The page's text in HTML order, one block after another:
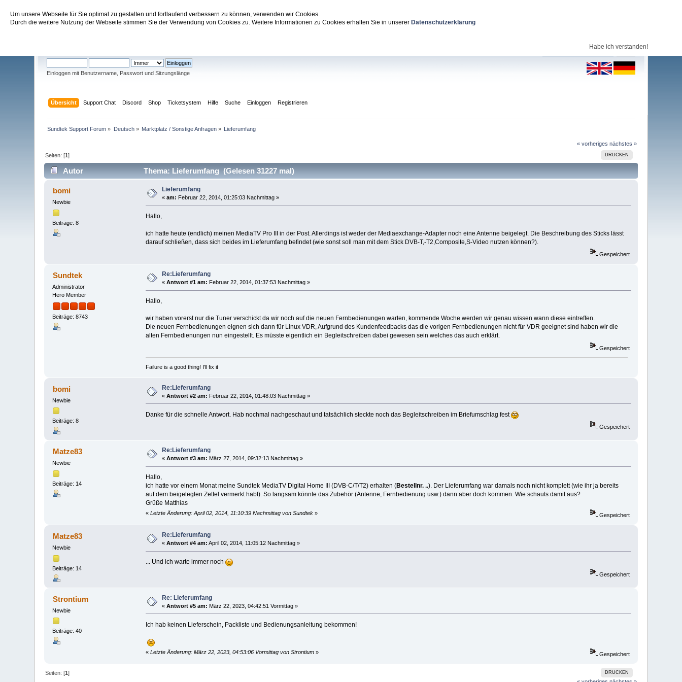
Um unsere Webseite für Sie optimal zu gestalten und fortlaufend verbessern zu können, verwenden wir Cookies.
Durch die weitere Nutzung der Webseite stimmen Sie der Verwendung von Cookies zu. Weitere Informationen zu Cookies erhalten Sie in unserer Datenschutzerklärung
Habe ich verstanden!
Sundtek Support Forum
Einloggen mit Benutzername, Passwort und Sitzungslänge
Übersicht Support Chat Discord Shop Ticketsystem Hilfe Suche Einloggen Registrieren
Sundtek Support Forum » Deutsch» Marktplatz / Sonstige Anfragen » Lieferumfang
« vorheriges nächstes »
DRUCKEN
Seiten: [1]
Autor Thema: Lieferumfang (Gelesen 31227 mal)
bomi
Newbie
Beiträge: 8
Lieferumfang
«am: Februar 22, 2014, 01:25:03 Nachmittag »
Hallo,
ich hatte heute (endlich) meinen MediaTV Pro III in der Post. Allerdings ist weder der Mediaexchange-Adapter noch eine Antenne beigelegt. Die Beschreibung des Sticks lässt
darauf schließen, dass sich beides im Lieferumfang befindet (wie sonst soll man mit dem Stick DVB-T,-T2,Composite,S-Video nutzen können?).
Gespeichert
Sundtek
Administrator
Hero Member
Beiträge: 8743
Re:Lieferumfang
«Antwort #1 am: Februar 22, 2014, 01:37:53 Nachmittag »
Hallo,
wir haben vorerst nur die Tuner verschickt da wir noch auf die neuen Fernbedienungen warten, kommende Woche werden wir genau wissen wann diese eintreffen.
Die neuen Fernbedienungen eignen sich dann für Linux VDR, Aufgrund des Kundenfeedbacks das die vorigen Fernbedienungen nicht für VDR geeignet sind haben wir die
alten Fernbedienungen nun eingestellt. Es müsste eigentlich ein Begleitschreiben dabei gewesen sein welches das auch erklärt.
Gespeichert
Failure is a good thing! I'll fix it
bomi
Newbie
Beiträge: 8
Re:Lieferumfang
«Antwort #2 am: Februar 22, 2014, 01:48:03 Nachmittag »
Danke für die schnelle Antwort. Hab nochmal nachgeschaut und tatsächlich steckte noch das Begleitschreiben im Briefumschlag fest
Gespeichert
Matze83
Newbie
Beiträge: 14
Re:Lieferumfang
«Antwort #3 am: März 27, 2014, 09:32:13 Nachmittag »
Hallo,
ich hatte vor einem Monat meine Sundtek MediaTV Digital Home III (DVB-C/T/T2) erhalten (Bestellnr. ..). Der Lieferumfang war damals noch nicht komplett (wie ihr ja bereits
auf dem beigelegten Zettel vermerkt habt). So langsam könnte das Zubehör (Antenne, Fernbedienung usw.) dann aber doch kommen. Wie schauts damit aus?
Grüße Matthias
« Letzte Änderung: April 02, 2014, 11:10:39 Nachmittag von Sundtek» Gespeichert
Matze83
Newbie
Beiträge: 14
Re:Lieferumfang
«Antwort #4 am: April 02, 2014, 11:05:12 Nachmittag »
... Und ich warte immer noch
Gespeichert
Strontium
Newbie
Beiträge: 40
Re: Lieferumfang
«Antwort #5 am: März 22, 2023, 04:42:51 Vormittag »
Ich hab keinen Lieferschein, Packliste und Bedienungsanleitung bekommen!
« Letzte Änderung: März 22, 2023, 04:53:06 Vormittag von Strontium» Gespeichert
DRUCKEN
Seiten: [1]